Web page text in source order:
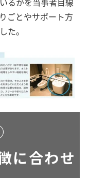
ごとやサポート方
た。
に合わせ